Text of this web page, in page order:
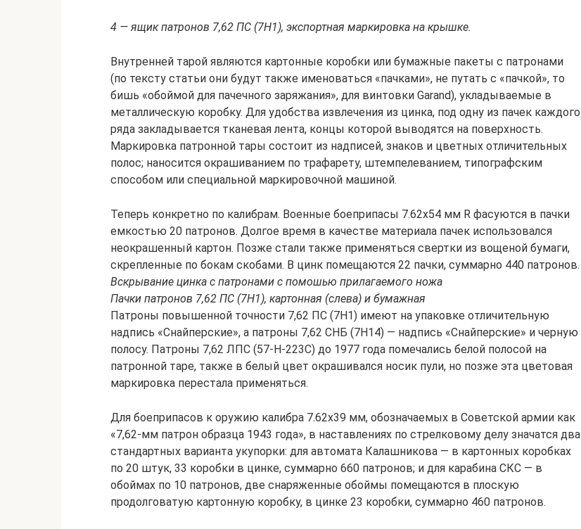
4 — ящик патронов 7,62 ПС (7Н1), экспортная маркировка на крышке.
Внутренней тарой являются картонные коробки или бумажные пакеты с патронами
(по тексту статьи они будут также именоваться «пачками», не путать с «пачкой», то
бишь «обоймой для пачечного заряжания», для винтовки Garand), укладываемые в
металлическую коробку. Для удобства извлечения из цинка, под одну из пачек каждого
ряда закладывается тканевая лента, концы которой выводятся на поверхность.
Маркировка патронной тары состоит из надписей, знаков и цветных отличительных
полос; наносится окрашиванием по трафарету, штемпелеванием, типографским
способом или специальной маркировочной машиной.
Теперь конкретно по калибрам. Военные боеприпасы 7.62х54 мм R фасуются в пачки
емкостью 20 патронов. Долгое время в качестве материала пачек использовался
неокрашенный картон. Позже стали также применяться свертки из вощеной бумаги,
скрепленные по бокам скобами. В цинк помещаются 22 пачки, суммарно 440 патронов.
Вскрывание цинка с патронами с помошью прилагаемого ножа
Пачки патронов 7,62 ПС (7Н1), картонная (слева) и бумажная
Патроны повышенной точности 7,62 ПС (7Н1) имеют на упаковке отличительную
надпись «Снайперские», а патроны 7,62 СНБ (7Н14) — надпись «Снайперские» и черную
полосу. Патроны 7,62 ЛПС (57-Н-223С) до 1977 года помечались белой полосой на
патронной таре, также в белый цвет окрашивался носик пули, но позже эта цветовая
маркировка перестала применяться.
Для боеприпасов к оружию калибра 7.62х39 мм, обозначаемых в Советской армии как
«7,62-мм патрон образца 1943 года», в наставлениях по стрелковому делу значатся два
стандартных варианта укупорки: для автомата Калашникова — в картонных коробках
по 20 штук, 33 коробки в цинке, суммарно 660 патронов; и для карабина СКС — в
обоймах по 10 патронов, две снаряженные обоймы помещаются в плоскую
продолговатую картонную коробку, в цинке 23 коробки, суммарно 460 патронов.